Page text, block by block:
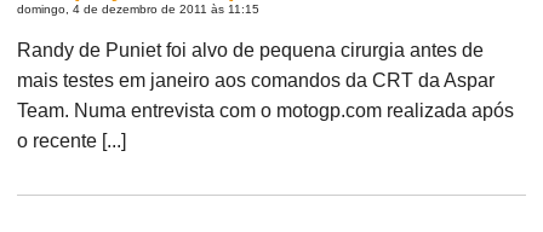
domingo, 4 de dezembro de 2011 às 11:15
Randy de Puniet foi alvo de pequena cirurgia antes de
mais testes em janeiro aos comandos da CRT da Aspar
Team. Numa entrevista com o motogp.com realizada após
o recente [...]